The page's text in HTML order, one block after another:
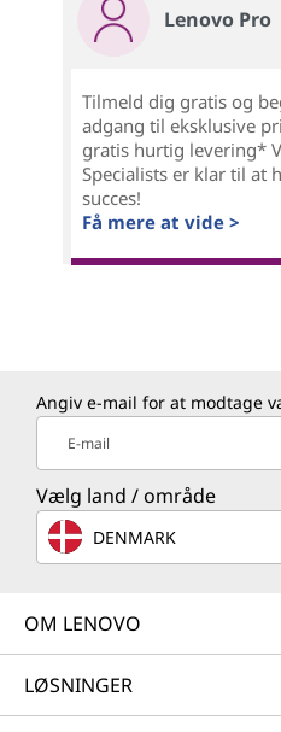
Lenovo Pro
Tilmeld dig gratis og
adgang til eksklusive
gratis hurtig levering*
Specialists er klar til at
succes!
Få mere at vide >
Angiv e-mail for at modtage
E-mail
Vælg land / område
DENMARK
OM LENOVO
LØSNINGER